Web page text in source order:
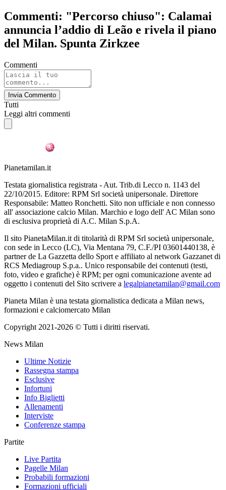
Commenti: "Percorso chiuso": Calamai
annuncia l’addio di Leão e rivela il piano
del Milan. Spunta Zirkzee
Commenti
Invia Commento
Tutti
Leggi altri commenti
Pianetamilan.it
Testata giornalistica registrata - Aut. Trib.di Lecco n. 1143 del
22/10/2015. Editore: RPM Srl società unipersonale. Direttore
Responsabile: Matteo Ronchetti. Sito non ufficiale e non connesso
all' associazione calcio Milan. Marchio e logo dell' AC Milan sono
di esclusiva proprietà di A.C. Milan S.p.A.
Il sito PianetaMilan.it di titolarità di RPM Srl società unipersonale,
con sede in Lecco (LC), Via Mentana 79, C.F./PI 03601440138, è
partner de La Gazzetta dello Sport e affiliato al network Gazzanet di
RCS Mediagroup S.p.a.. Unico responsabile dei contenuti (testi,
foto, video e grafiche) è RPM; per ogni comunicazione avente ad
oggetto i contenuti del Sito scrivere a legalpianetamilan@gmail.com
Pianeta Milan è una testata giornalistica dedicata a Milan news,
formazioni e calciomercato Milan
Copyright 2021-2026 © Tutti i diritti riservati.
News Milan
Ultime Notizie
Rassegna stampa
Esclusive
Infortuni
Info Biglietti
Allenamenti
Interviste
Conferenze stampa
Partite
Live Partita
Pagelle Milan
Probabili formazioni
Formazioni ufficiali